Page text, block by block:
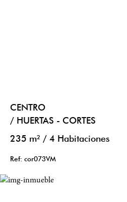
CENTRO
/ HUERTAS - CORTES
235 m² / 4 Habitaciones
Ref: cor073VM